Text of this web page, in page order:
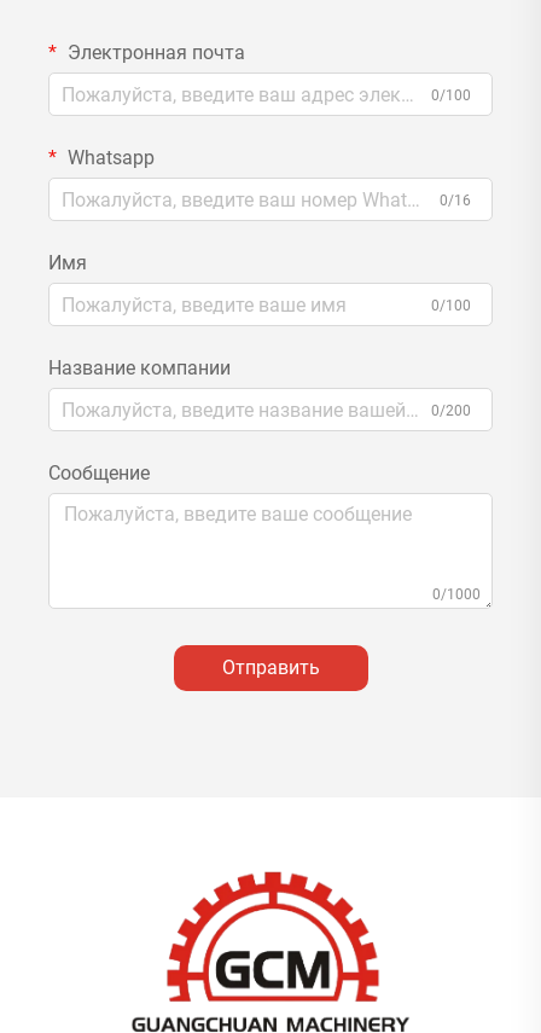
Электронная почта
0/100
Whatsapp
0/16
Имя
0/100
Название компании
0/200
Сообщение
0/1000
Отправить